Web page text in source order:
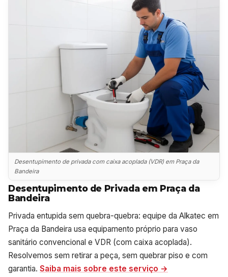
Desentupimento de privada com caixa acoplada (VDR) em Praça da
Bandeira
Desentupimento de Privada em Praça da
Bandeira
Privada entupida sem quebra-quebra: equipe da Alkatec em
Praça da Bandeira usa equipamento próprio para vaso
sanitário convencional e VDR (com caixa acoplada).
Resolvemos sem retirar a peça, sem quebrar piso e com
garantia. Saiba mais sobre este serviço →